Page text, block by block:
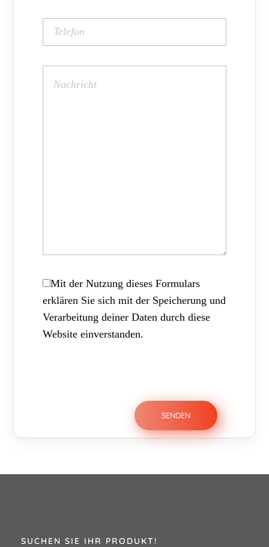
Mit der Nutzung dieses Formulars
erklären Sie sich mit der Speicherung und
Verarbeitung deiner Daten durch diese
Website einverstanden.
SUCHEN SIE IHR PRODUKT!